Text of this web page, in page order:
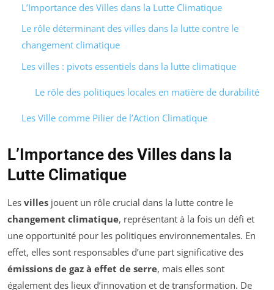
L’Importance des Villes dans la Lutte Climatique
Le rôle déterminant des villes dans la lutte contre le
changement climatique
Les villes : pivots essentiels dans la lutte climatique
Le rôle des politiques locales en matière de durabilité
Les Ville comme Pilier de l’Action Climatique
L’Importance des Villes dans la
Lutte Climatique
Les villes jouent un rôle crucial dans la lutte contre le
changement climatique, représentant à la fois un défi et
une opportunité pour les politiques environnementales. En
effet, elles sont responsables d’une part significative des
émissions de gaz à effet de serre, mais elles sont
également des lieux d’innovation et de transformation. De